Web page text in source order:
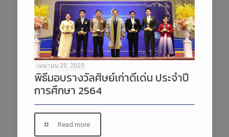
เมษายน 20, 2023
พิธีมอบรางวัลศิษย์เก่าดีเด่น ประจำปี
การศึกษา 2564
Read more